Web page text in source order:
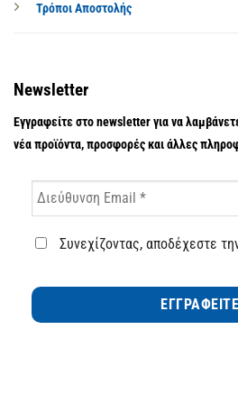
Τρόποι Αποστολής
Newsletter
Εγγραφείτε στο newsletter για να
νέα προϊόντα, προσφορές και άλλες
Συνεχίζοντας, αποδέχεστε